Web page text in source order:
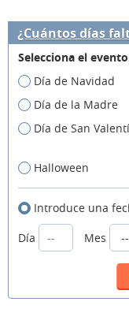
¿Cuántos días
Selecciona el
Día de Navidad
Día de la Madre
Día de San
Halloween
Introduce una
Día
Mes